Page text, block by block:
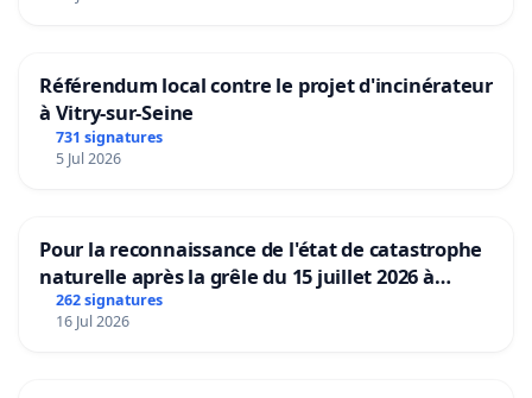
Référendum local contre le projet d'incinérateur
à Vitry-sur-Seine
731 signatures
5 Jul 2026
Pour la reconnaissance de l'état de catastrophe
naturelle après la grêle du 15 juillet 2026 à
Aubenas et ses alentours
262 signatures
16 Jul 2026